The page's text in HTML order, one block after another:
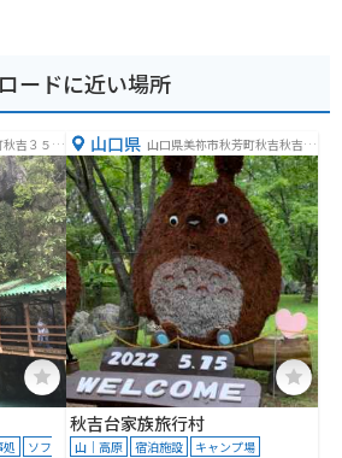
ードに近い場所
秋吉３５０
処
ソフ
山口県 山口県美祢市秋芳町秋吉秋吉台
１２３７−５５３
秋吉台家族旅行村
山｜高原 宿泊施設 キャンプ場